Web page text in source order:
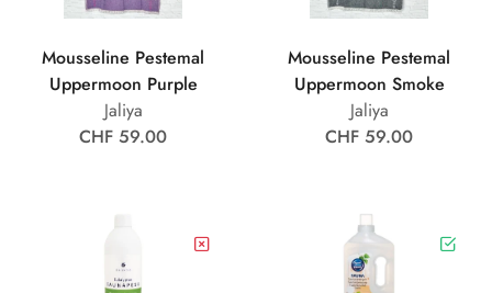
Mousseline Pestemal
Uppermoon Purple
Jaliya
CHF 59.00
Mousseline Pestemal
Uppermoon Smoke
Jaliya
CHF 59.00